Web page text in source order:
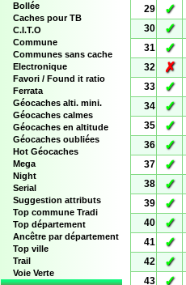
Bollée
Caches pour TB
C.I.T.O
Commune
Communes sans cache
Electronique
Favori / Found it ratio
Ferrata
Géocaches alti. mini.
Géocaches calmes
Géocaches en altitude
Géocaches oubliées
Hot Géocaches
Mega
Night
Serial
Suggestion attributs
Top commune Tradi
Top département
Ancêtre par département
Top ville
Trail
Voie Verte
29
✓
30
✓
31
✓
32
✗
33
✓
34
✓
35
✓
36
✓
37
✓
38
✓
39
✓
40
✓
41
✓
42
✓
43
✓